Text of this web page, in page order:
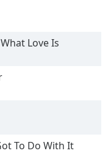
Love Is
To Do With It